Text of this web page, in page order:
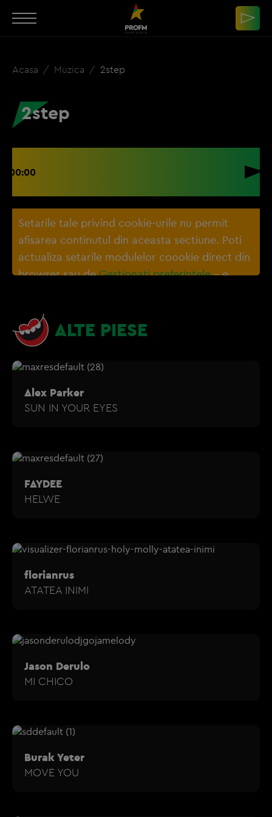
Acasa Muzica 2step
2step
00:00
Setarile tale privind cookie-urile nu permit
afisarea continutul din aceasta sectiune. Poti
actualiza setarile modulelor coookie direct din
browser sau deGestionați preferințele– e
ALTE PIESE
Alex Parker
SUN IN YOUR EYES
FAYDEE
HELWE
florianrus
ATATEA INIMI
Jason Derulo
MI CHICO
Burak Yeter
MOVE YOU